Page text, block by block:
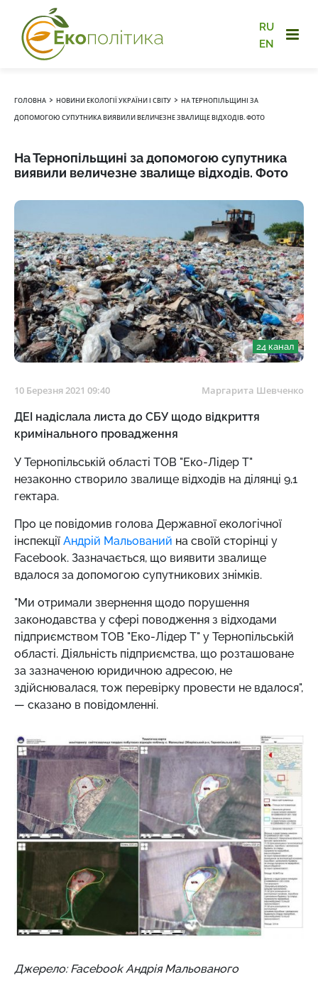
RU
EN
ГОЛОВНА › НОВИНИ ЕКОЛОГІЇ УКРАЇНИ І СВІТУ › НА ТЕРНОПІЛЬЩИНІ ЗА
ДОПОМОГОЮ СУПУТНИКА ВИЯВИЛИ ВЕЛИЧЕЗНЕ ЗВАЛИЩЕ ВІДХОДІВ. ФОТО
На Тернопільщині за допомогою супутника
виявили величезне звалище відходів. Фото
24 канал
10 Березня 2021 09:40 Маргарита Шевченко
ДЕІ надіслала листа до СБУ щодо відкриття
кримінального провадження
У Тернопільській області ТОВ "Еко-Лідер Т"
незаконно створило звалище відходів на ділянці 9,1
гектара.
Про це повідомив голова Державної екологічної
інспекції Андрій Мальований на своїй сторінці у
Facebook. Зазначається, що виявити звалище
вдалося за допомогою супутникових знімків.
"Ми отримали звернення щодо порушення
законодавства у сфері поводження з відходами
підприємством ТОВ "Еко-Лідер Т" у Тернопільській
області. Діяльність підприємства, що розташоване
за зазначеною юридичною адресою, не
здійснювалася, тож перевірку провести не вдалося",
— сказано в повідомленні.
Джерело: Facebook Андрія Мальованого